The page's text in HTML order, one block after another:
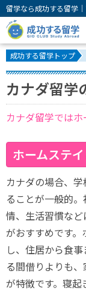
留学なら成功する留学
成功する留学トップ
カナダ留学
カナダ留学では
ホームステ
カナダの場合、
ることが一般的
情、生活習慣な
がおすすめです
し、住居から食
る間借りよりも
が特徴です。寝